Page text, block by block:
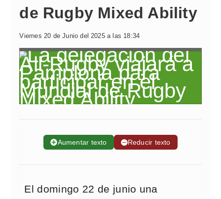
de Rugby Mixed Ability
Viernes 20 de Junio del 2025 a las 18:34
➕Aumentar texto ➖Reducir texto
El domingo 22 de junio una